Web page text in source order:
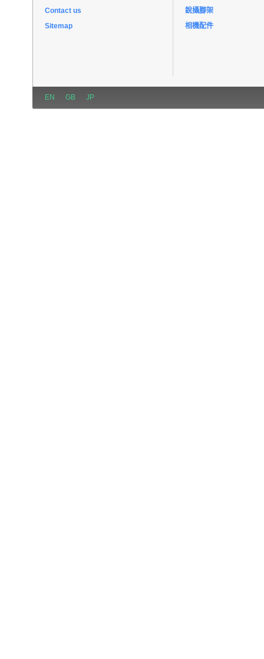
Contact us
Sitemap
EN GB JP
銳攝腳架
相機配件